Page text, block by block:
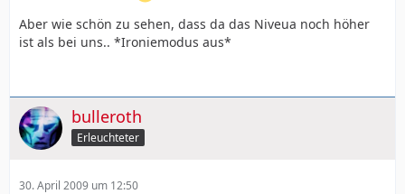
Aber wie schön zu sehen, dass da das Niveua noch höher
ist als bei uns.. *Ironiemodus aus*
bulleroth
Erleuchteter
30. April 2009 um 12:50